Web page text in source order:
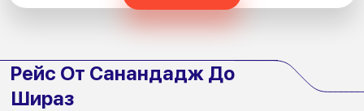
Рейс От Санандадж До
Шираз